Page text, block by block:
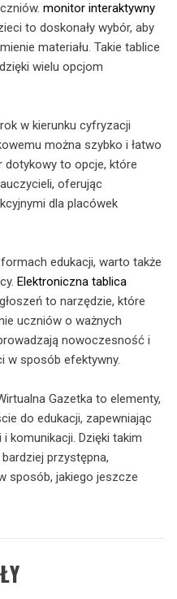
monitor interaktywny
to doskonały wybór, aby
materiału. Takie tablice
wielu opcjom
w kierunku cyfryzacji
można szybko i łatwo
dotykowy to opcje, które
oferując
dla placówek
edukacji, warto także
Elektroniczna tablica
to narzędzie, które
uczniów o ważnych
nowoczesność i
w sposób efektywny.
Gazetka to elementy,
do edukacji, zapewniając
komunikacji. Dzięki takim
przystępna,
sposób, jakiego jeszcze